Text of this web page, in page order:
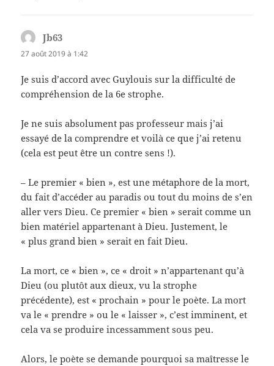
Jb63
27 août 2019 à 1:42
Je suis d’accord avec Guylouis sur la difficulté de
compréhension de la 6e strophe.
Je ne suis absolument pas professeur mais j’ai
essayé de la comprendre et voilà ce que j’ai retenu
(cela est peut être un contre sens !).
– Le premier « bien », est une métaphore de la mort,
du fait d’accéder au paradis ou tout du moins de s’en
aller vers Dieu. Ce premier « bien » serait comme un
bien matériel appartenant à Dieu. Justement, le
« plus grand bien » serait en fait Dieu.
La mort, ce « bien », ce « droit » n’appartenant qu’à
Dieu (ou plutôt aux dieux, vu la strophe
précédente), est « prochain » pour le poète. La mort
va le « prendre » ou le « laisser », c’est imminent, et
cela va se produire incessamment sous peu.
Alors, le poète se demande pourquoi sa maîtresse le